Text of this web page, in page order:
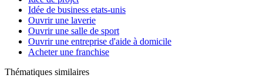
Idée de business etats-unis
Ouvrir une laverie
Ouvrir une salle de sport
Ouvrir une entreprise d'aide à domicile
Acheter une franchise
Thématiques similaires